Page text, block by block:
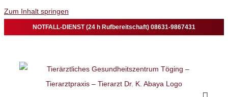
Zum Inhalt springen
NOTFALL-DIENST (24 h Rufbereitschaft) 08631-9867431